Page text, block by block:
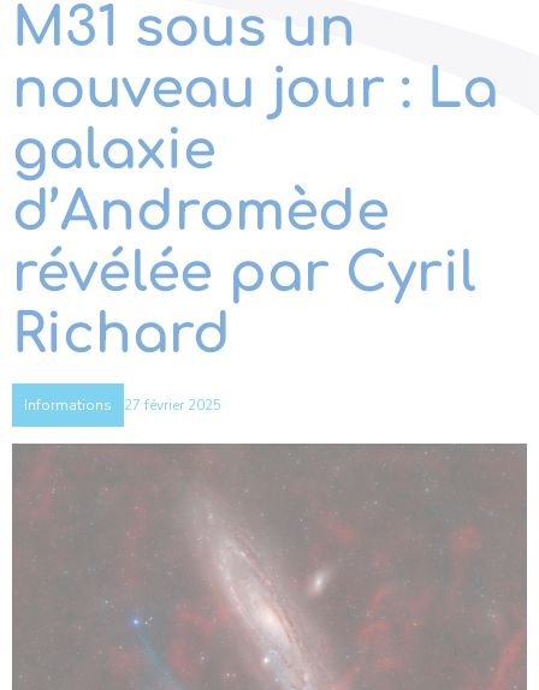
M31 sous un
nouveau jour : La
galaxie
d’Andromède
révélée par Cyril
Richard
Informations 27 février 2025